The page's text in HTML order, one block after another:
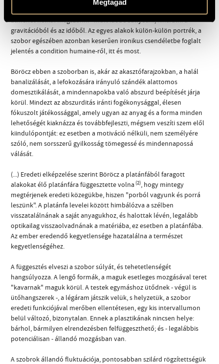
Megtagad
átmenet nélkül megszűnni - múlt időbe süllyedni, kikerülni a
gravitációból és az időből. Az egyes alakok külön-külön portrék, a
szobor egészében azonban keserűen ironikus csendéletbe foglalt
jelentés a condition humaine-ről, itt és most.
Böröcz ebben a szoborban is, akár az akasztófarajzokban, a halál
banalizálását, a lefokozására irányuló szándék alattomos
domesztikálását, a mindennapokba való abszurd beépítését járja
körül. Mindezt az abszurditás iránti fogékonysággal, élesen
fókuszolt játékossággal, amely ugyan az anyag és a forma minden
lehetőségét kiaknázza és továbbfejleszti, mégsem veszíti szem elől
kiindulópontját: ez esetben a motiváció nélküli, nem személyére
szóló, nem sorsszerű gyilkosság tömegessé és mindennapossá
válását.
(...) Eredeti elképzelése szerint Böröcz a platánfából faragott
alakokat élő platánfára függesztette volna (2), hogy mintegy
megtérjenek eredeti közegükbe, hiszen "porból vagyunk és porrá
leszünk". A platánfa levelei között himbálózva a szélben
visszatalálnának a saját anyagukhoz, és halottak lévén, legalább
optikailag visszaolvadnának a matériába, ez esetben a platánfába.
Az ember eredendő kegyetlensége hazatalálna a természet
kegyetlenségéhez.
A függesztés elveszi a szobor súlyát, és tehetetlenségét
hangsúlyozza. A lengő formák, a maguk esetleges mozgásával teret
"kavarnak" maguk körül. A testek egymáshoz ütődnek - végül is
ütőhangszerek -, a légáram játszik velük, s helyzetük, a szobor
eredeti funkciójával merőben ellentétesen, egy kis intervallumon
belül változó, bizonytalan. Ennek a plasztikának nincsen helye:
bárhol, bármilyen elrendezésben felfüggeszthető; és - legalábbis
potenciálisan - állandó mozgásban van.
A szobrok állandó fluktuációja, pontosabban szilárd rögzítettségük